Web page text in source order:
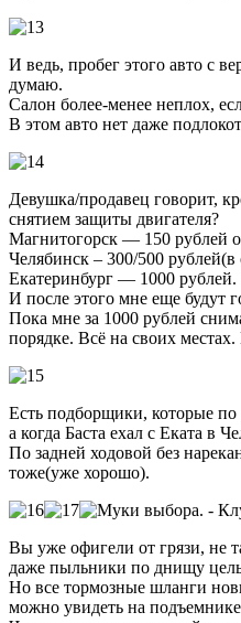
И ведь, пробег этого авто с
думаю.
Салон более-менее неплох,
В этом авто нет даже
Девушка/продавец говорит,
снятием защиты двигателя?
Магнитогорск — 150 рублей
Челябинск – 300/500 рублей(в
Екатеринбург — 1000 рублей.
И после этого мне еще будут
Пока мне за 1000 рублей
порядке. Всё на своих местах.
Есть подборщики, которые по
а когда Баста ехал с Еката
По задней ходовой без
тоже(уже хорошо).
Вы уже офигели от грязи, не
даже пыльники по днищу
Но все тормозные шланги
можно увидеть на